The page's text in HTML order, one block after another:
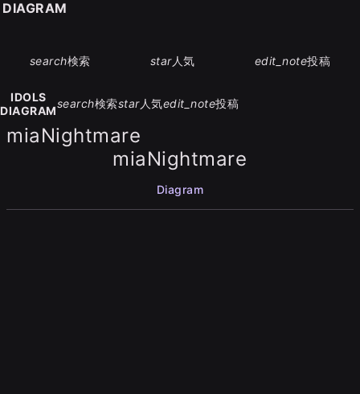
search検索 star人気 edit_note投稿
IDOLS
DIAGRAM
search検索star人気edit_note投稿
miaNightmare
miaNightmare
Diagram